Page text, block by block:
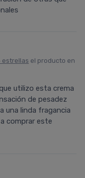
estrellas el producto en
utilizo esta crema
de pesadez
una linda fragancia
comprar este